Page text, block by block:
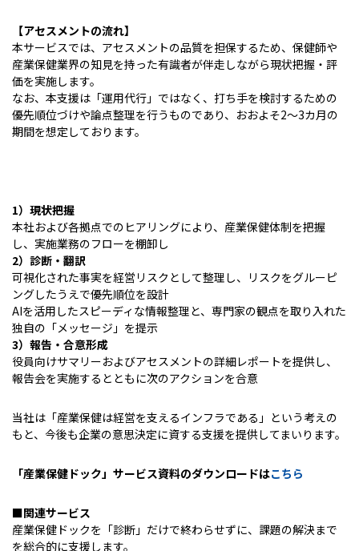
【アセスメントの流れ】
本サービスでは、アセスメントの品質を担保するため、保健師や
産業保健業界の知見を持った有識者が伴走しながら現状把握・評
価を実施します。
なお、本支援は「運用代行」ではなく、打ち手を検討するための
優先順位づけや論点整理を行うものであり、おおよそ2～3カ月の
期間を想定しております。
1）現状把握
本社および各拠点でのヒアリングにより、産業保健体制を把握
し、実施業務のフローを棚卸し
2）診断・翻訳
可視化された事実を経営リスクとして整理し、リスクをグルーピ
ングしたうえで優先順位を設計
AIを活用したスピーディな情報整理と、専門家の観点を取り入れた
独自の「メッセージ」を提示
3）報告・合意形成
役員向けサマリーおよびアセスメントの詳細レポートを提供し、
報告会を実施するとともに次のアクションを合意
当社は「産業保健は経営を支えるインフラである」という考えの
もと、今後も企業の意思決定に資する支援を提供してまいります。
「産業保健ドック」サービス資料のダウンロードはこちら
■関連サービス
産業保健ドックを「診断」だけで終わらせずに、課題の解決まで
を総合的に支援します。